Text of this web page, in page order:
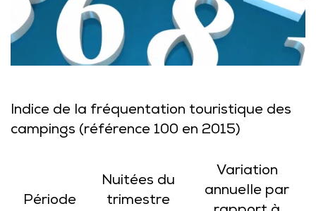
Indice de la fréquentation touristique des
campings (référence 100 en 2015)
Période
Nuitées du
trimestre
Variation
annuelle par